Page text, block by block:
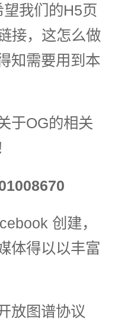
我们的H5页
接，这怎么做
知需要用到本
于OG的相关
创建，
体得以以丰富
放图谱协议